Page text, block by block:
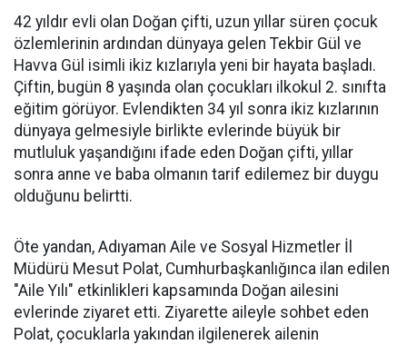
42 yıldır evli olan Doğan çifti, uzun yıllar süren çocuk
özlemlerinin ardından dünyaya gelen Tekbir Gül ve
Havva Gül isimli ikiz kızlarıyla yeni bir hayata başladı.
Çiftin, bugün 8 yaşında olan çocukları ilkokul 2. sınıfta
eğitim görüyor. Evlendikten 34 yıl sonra ikiz kızlarının
dünyaya gelmesiyle birlikte evlerinde büyük bir
mutluluk yaşandığını ifade eden Doğan çifti, yıllar
sonra anne ve baba olmanın tarif edilemez bir duygu
olduğunu belirtti.
Öte yandan, Adıyaman Aile ve Sosyal Hizmetler İl
Müdürü Mesut Polat, Cumhurbaşkanlığınca ilan edilen
"Aile Yılı" etkinlikleri kapsamında Doğan ailesini
evlerinde ziyaret etti. Ziyarette aileyle sohbet eden
Polat, çocuklarla yakından ilgilenerek ailenin